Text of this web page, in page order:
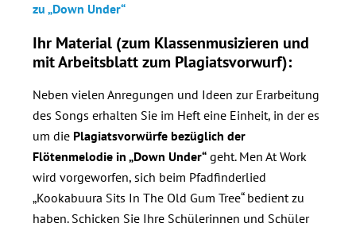
zu „Down Under“
Ihr Material (zum Klassenmusizieren und
mit Arbeitsblatt zum Plagiatsvorwurf):
Neben vielen Anregungen und Ideen zur Erarbeitung
des Songs erhalten Sie im Heft eine Einheit, in der es
um die Plagiatsvorwürfe bezüglich der
Flötenmelodie in „Down Under“ geht. Men At Work
wird vorgeworfen, sich beim Pfadfinderlied
„Kookabuura Sits In The Old Gum Tree“ bedient zu
haben. Schicken Sie Ihre Schülerinnen und Schüler